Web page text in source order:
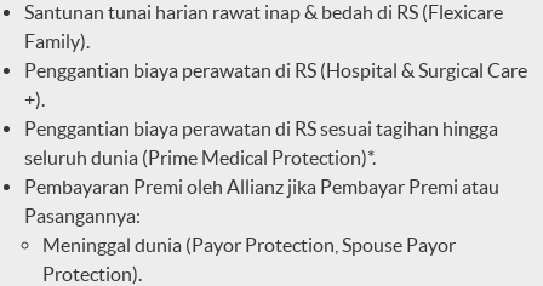
Santunan tunai harian rawat inap & bedah di RS (Flexicare
Family).
Penggantian biaya perawatan di RS (Hospital & Surgical Care
+).
Penggantian biaya perawatan di RS sesuai tagihan hingga
seluruh dunia (Prime Medical Protection)*.
Pembayaran Premi oleh Allianz jika Pembayar Premi atau
Pasangannya:
Meninggal dunia (Payor Protection, Spouse Payor
Protection).